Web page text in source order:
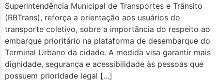
Superintendência Municipal de Transportes e Trânsito
(RBTrans), reforça a orientação aos usuários do
transporte coletivo, sobre a importância do respeito ao
embarque prioritário na plataforma de desembarque do
Terminal Urbano da cidade. A medida visa garantir mais
dignidade, segurança e acessibilidade às pessoas que
possuem prioridade legal […]